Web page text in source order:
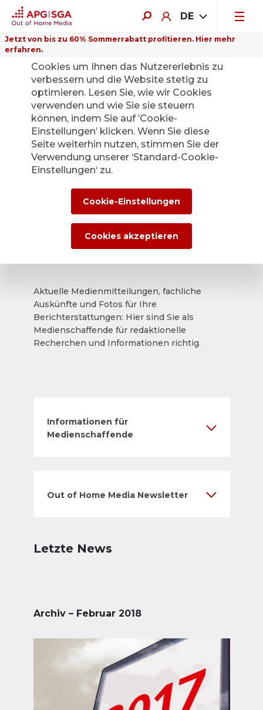
DE
Jetzt von bis zu 60% Sommerrabatt profitieren. Hier mehr
erfahren.
Zurück
Die APG|SGA
Medienstelle für
News und
Medienmitteilunge
Aktuelle Medienmitteilungen, fachliche
Auskünfte und Fotos für Ihre
Berichterstattungen: Hier sind Sie als
Medienschaffende für redaktionelle
Recherchen und Informationen richtig.
Informationen für
Medienschaffende
Out of Home Media Newsletter
Letzte News
Archiv – Februar 2018
Auf dieser Website verwenden wir
Cookies um Ihnen das Nutzererlebnis zu
verbessern und die Website stetig zu
optimieren. Lesen Sie, wie wir Cookies
verwenden und wie Sie sie steuern
können, indem Sie auf ’Cookie-
Einstellungen’ klicken. Wenn Sie diese
Seite weiterhin nutzen, stimmen Sie der
Verwendung unserer ‘Standard-Cookie-
Einstellungen‘ zu.
Cookie-Einstellungen
Cookies akzeptieren